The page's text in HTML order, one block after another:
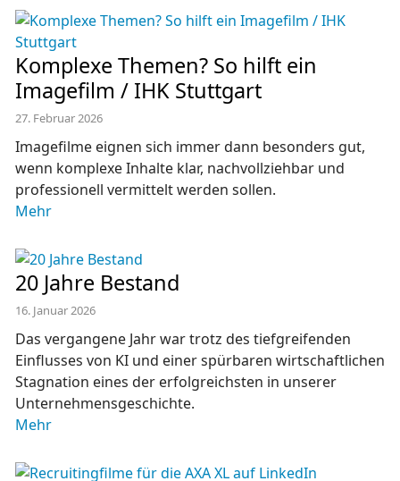
Komplexe Themen? So hilft ein
Imagefilm / IHK Stuttgart
27. Februar 2026
Imagefilme eignen sich immer dann besonders gut,
wenn komplexe Inhalte klar, nachvollziehbar und
professionell vermittelt werden sollen.
Mehr
20 Jahre Bestand
16. Januar 2026
Das vergangene Jahr war trotz des tiefgreifenden
Einflusses von KI und einer spürbaren wirtschaftlichen
Stagnation eines der erfolgreichsten in unserer
Unternehmensgeschichte.
Mehr